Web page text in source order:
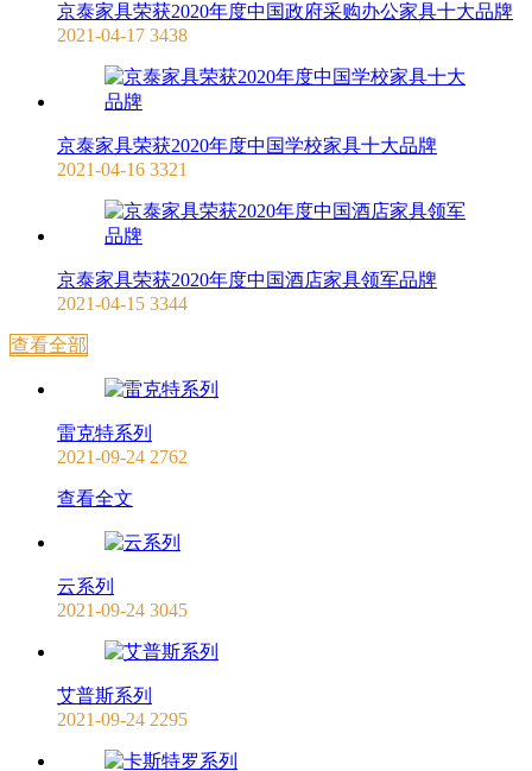
京泰家具荣获2020年度中国政府采购办公家具十大品牌
2021-04-17 3438
京泰家具荣获2020年度中国学校家具十大品牌
2021-04-16 3321
京泰家具荣获2020年度中国酒店家具领军品牌
2021-04-15 3344
查看全部
雷克特系列
2021-09-24 2762
查看全文
云系列
2021-09-24 3045
艾普斯系列
2021-09-24 2295